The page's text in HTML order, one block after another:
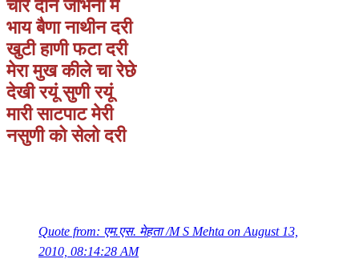
चार दीन जोभनी मे
भाय बैणा नाथीन दरी
खुटी हाणी फटा दरी
मेरा मुख कीले चा रेछे
देखी रयूं सुणी रयूं
मारी साटपाट मेरी
नसुणी को सेलो दरी
Quote from: एम.एस. मेहता /M S Mehta on August 13,
2010, 08:14:28 AM